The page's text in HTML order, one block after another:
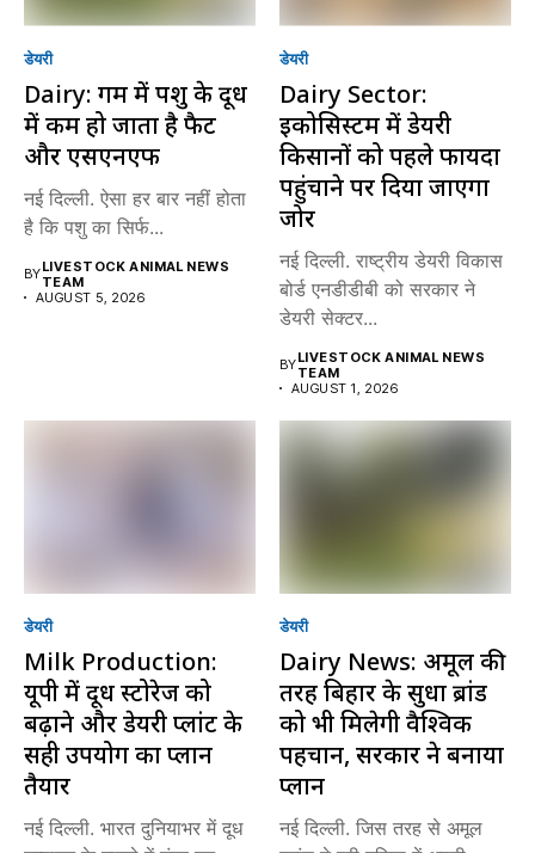
डेयरी
Dairy: गर्मी में पशु के दूध
में कम हो जाता है फैट
और एसएनएफ
नई दिल्ली. ऐसा हर बार नहीं होता
है कि पशु का सिर्फ...
BYLIVESTOCK ANIMAL NEWS
TEAM
AUGUST 5, 2026
डेयरी
Dairy Sector:
इकोसिस्टम में डेयरी
किसानों को पहले फायदा
पहुंचाने पर दिया जाएगा
जोर
नई दिल्ली. राष्ट्रीय डेयरी विकास
बोर्ड एनडीडीबी को सरकार ने
डेयरी सेक्टर...
BYLIVESTOCK ANIMAL NEWS
TEAM
AUGUST 1, 2026
डेयरी
Milk Production:
यूपी में दूध स्टोरेज को
बढ़ाने और डेयरी प्लांट के
सही उपयोग का प्लान
तैयार
नई दिल्ली. भारत दुनियाभर में दूध
डेयरी
Dairy News: अमूल की
तरह बिहार के सुधा ब्रांड
को भी मिलेगी वैश्विक
पहचान, सरकार ने बनाया
प्लान
नई दिल्ली. जिस तरह से अमूल